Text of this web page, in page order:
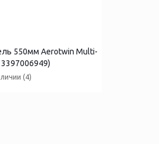
550мм Aerotwin Multi-
3397006949)
(4)